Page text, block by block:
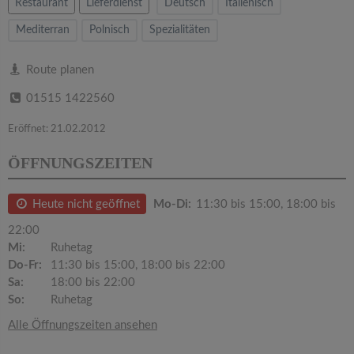
Restaurant Lieferdienst Deutsch Italienisch
Mediterran Polnisch Spezialitäten
Route planen
01515 1422560
Eröffnet: 21.02.2012
ÖFFNUNGSZEITEN
Heute nicht geöffnet Mo-Di: 11:30 bis 15:00, 18:00 bis
22:00
Mi:
Ruhetag
Do-Fr:
11:30 bis 15:00, 18:00 bis 22:00
Sa:
18:00 bis 22:00
So:
Ruhetag
Alle Öffnungszeiten ansehen
a
t
i